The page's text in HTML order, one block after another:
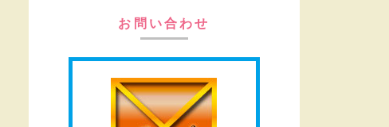
お問い合わせ